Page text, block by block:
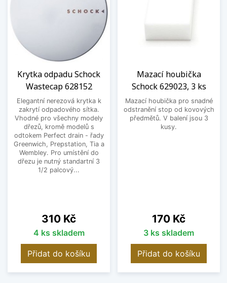
Krytka odpadu Schock
Wastecap 628152
Elegantní nerezová krytka k
zakrytí odpadového sítka.
Vhodné pro všechny modely
dřezů, kromě modelů s
odtokem Perfect drain - řady
Greenwich, Prepstation, Tia a
Wembley. Pro umístění do
dřezu je nutný standartní 3
1/2 palcový...
Cena
310 Kč
4 ks skladem
Přidat do košíku
Mazací houbička
Schock 629023, 3 ks
Mazací houbička pro snadné
odstranění stop od kovových
předmětů. V balení jsou 3
kusy.
Cena
170 Kč
3 ks skladem
Přidat do košíku